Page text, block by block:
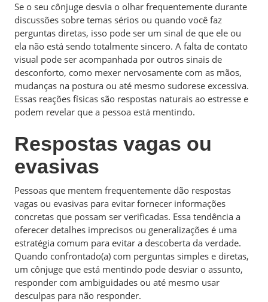
Se o seu cônjuge desvia o olhar frequentemente durante
discussões sobre temas sérios ou quando você faz
perguntas diretas, isso pode ser um sinal de que ele ou
ela não está sendo totalmente sincero. A falta de contato
visual pode ser acompanhada por outros sinais de
desconforto, como mexer nervosamente com as mãos,
mudanças na postura ou até mesmo sudorese excessiva.
Essas reações físicas são respostas naturais ao estresse e
podem revelar que a pessoa está mentindo.
Respostas vagas ou
evasivas
Pessoas que mentem frequentemente dão respostas
vagas ou evasivas para evitar fornecer informações
concretas que possam ser verificadas. Essa tendência a
oferecer detalhes imprecisos ou generalizações é uma
estratégia comum para evitar a descoberta da verdade.
Quando confrontado(a) com perguntas simples e diretas,
um cônjuge que está mentindo pode desviar o assunto,
responder com ambiguidades ou até mesmo usar
desculpas para não responder.